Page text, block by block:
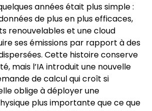
années était plus simple :
de plus en plus efficaces,
renouvelables et une cloud
ses émissions par rapport à des
Cette histoire conserve
mais l’IA introduit une nouvelle
de calcul qui croît si
oblige à déployer une
plus importante que ce que